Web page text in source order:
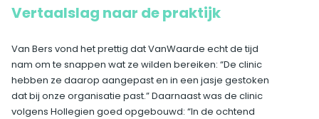
Vertaalslag naar de praktijk
Van Bers vond het prettig dat VanWaarde echt de tijd
nam om te snappen wat ze wilden bereiken: “De clinic
hebben ze daarop aangepast en in een jasje gestoken
dat bij onze organisatie past.” Daarnaast was de clinic
volgens Hollegien goed opgebouwd: “In de ochtend